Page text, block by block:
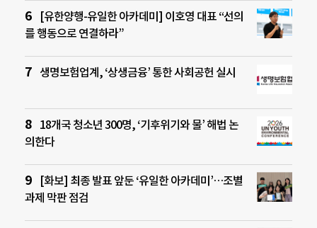
[유한양행-유일한 아카데미] 이호영 대표 “선의
를 행동으로 연결하라”
생명보험업계, ‘상생금융’ 통한 사회공헌 실시
18개국 청소년 300명, ‘기후위기와 물’ 해법 논
의한다
[화보] 최종 발표 앞둔 ‘유일한 아카데미’…조별
과제 막판 점검